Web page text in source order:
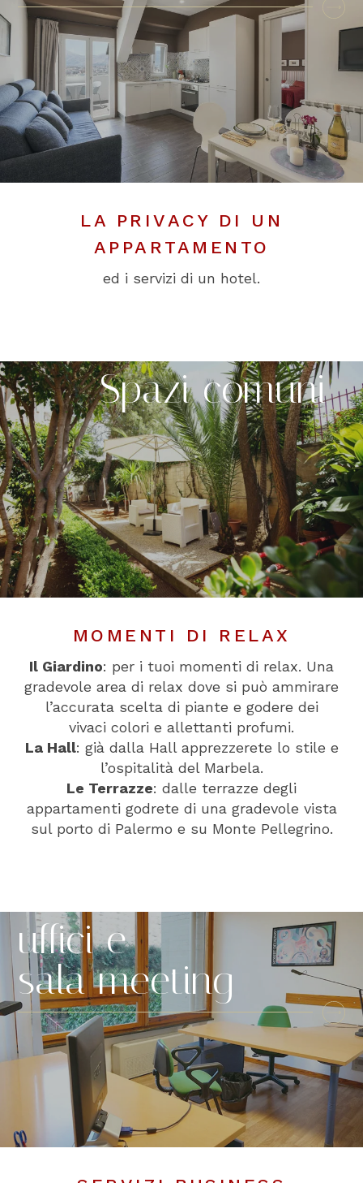
LA PRIVACY DI UN
APPARTAMENTO
ed i servizi di un hotel.
Spazi comuni
MOMENTI DI RELAX
Il Giardino: per i tuoi momenti di relax. Una
gradevole area di relax dove si può ammirare
l’accurata scelta di piante e godere dei
vivaci colori e allettanti profumi.
La Hall: già dalla Hall apprezzerete lo stile e
l’ospitalità del Marbela.
Le Terrazze: dalle terrazze degli
appartamenti godrete di una gradevole vista
sul porto di Palermo e su Monte Pellegrino.
uffici e
sala meeting